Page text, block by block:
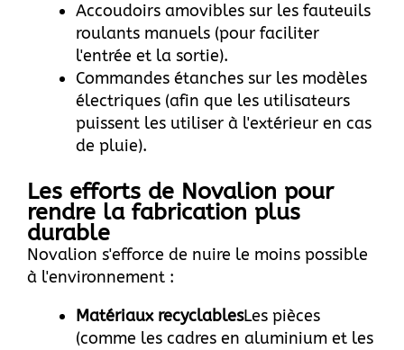
Accoudoirs amovibles sur les fauteuils
roulants manuels (pour faciliter
l'entrée et la sortie).
Commandes étanches sur les modèles
électriques (afin que les utilisateurs
puissent les utiliser à l'extérieur en cas
de pluie).
Les efforts de Novalion pour
rendre la fabrication plus
durable
Novalion s'efforce de nuire le moins possible
à l'environnement :
Matériaux recyclablesLes pièces
(comme les cadres en aluminium et les